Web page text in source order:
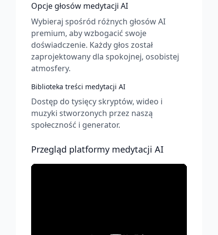
Opcje głosów medytacji AI
Wybieraj spośród różnych głosów AI
premium, aby wzbogacić swoje
doświadczenie. Każdy głos został
zaprojektowany dla spokojnej, osobistej
atmosfery.
Biblioteka treści medytacji AI
Dostęp do tysięcy skryptów, wideo i
muzyki stworzonych przez naszą
społeczność i generator.
Przegląd platformy medytacji AI